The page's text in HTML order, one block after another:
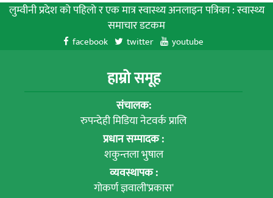
लुम्वीनी प्रदेश को पहिलाे र एक मात्र स्वास्थ्य अनलाइन पत्रिका : स्वास्थ्य
समाचार डटकम
facebook twitter youtube
हाम्रो समूह
संचालक:
रुपन्देही मिडिया नेटवर्क प्रालि
प्रधान सम्पादक :
शकुन्तला भुषाल
व्यवस्थापक :
गोकर्ण ज्ञवाली'प्रकास'